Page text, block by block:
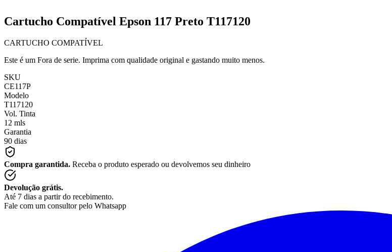
Cartucho Compatível Epson 117 Preto T117120
CARTUCHO COMPATÍVEL
Este é um Fora de serie. Imprima com qualidade original e gastando muito menos.
SKU
CE117P
Modelo
T117120
Vol. Tinta
12 mls
Garantia
90 dias
Compra garantida. Receba o produto esperado ou devolvemos seu dinheiro
Devolução grátis.
Até 7 dias a partir do recebimento.
Fale com um consultor pelo Whatsapp